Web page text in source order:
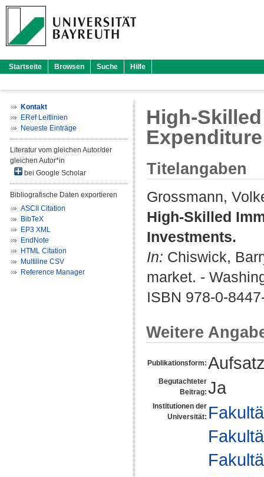
Startseite Browsen Suche Hilfe
Kontakt
ERef Leitlinien
Neueste Einträge
Literatur vom gleichen Autor/der
gleichen Autor*in
bei Google Scholar
Bibliografische Daten exportieren
ASCII Citation
BibTeX
EP3 XML
EndNote
HTML Citation
Multiline CSV
Reference Manager
High-
Titelangaben
Grossmann,
High-Skilled
Investments.
In: Chiswick,
market. -
ISBN 978-0-
Weitere
Publikationsform:
Begutachteter
Beitrag: Ja
Institutionen der
Universität: